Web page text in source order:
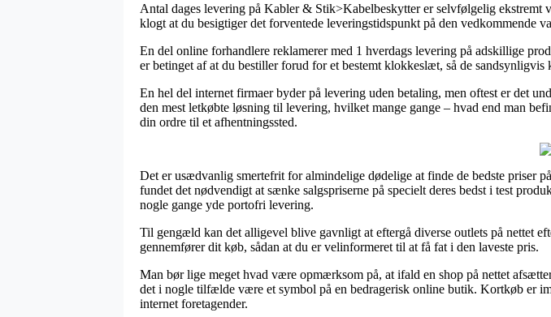
Antal dages levering på Kabler & Stik>Kabelbeskytter er selvfølgelig
klogt at du besigtiger det forventede leveringstidspunkt på den vedkommende
En del online forhandlere reklamerer med 1 hverdags levering på adskillige
er betinget af at du bestiller forud for et bestemt klokkeslæt, så de
En hel del internet firmaer byder på levering uden betaling, men oftest er det
den mest letkøbte løsning til levering, hvilket mange gange – hvad end man
din ordre til et afhentningssted.
Det er usædvanlig smertefrit for almindelige dødelige at finde de bedste priser
fundet det nødvendigt at sænke salgspriserne på specielt deres bedst i test
nogle gange yde portofri levering.
Til gengæld kan det alligevel blive gavnligt at eftergå diverse outlets på nettet
gennemfører dit køb, sådan at du er velinformeret til at få fat i den laveste pris.
Man bør lige meget hvad være opmærksom på, at ifald en shop på nettet
det i nogle tilfælde være et symbol på en bedragerisk online butik. Kortkøb er
internet foretagender.